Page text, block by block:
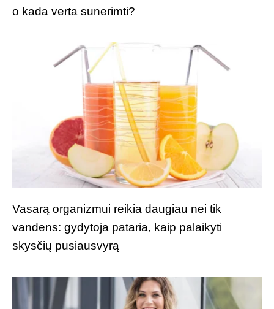
o kada verta sunerimti?
Vasarą organizmui reikia daugiau nei tik
vandens: gydytoja pataria, kaip palaikyti
skysčių pusiausvyrą